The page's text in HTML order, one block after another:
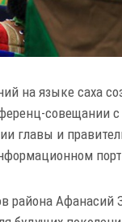
на языке саха
совещании
главы и
района Афанасий